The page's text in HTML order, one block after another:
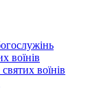
воїнів
воїнів